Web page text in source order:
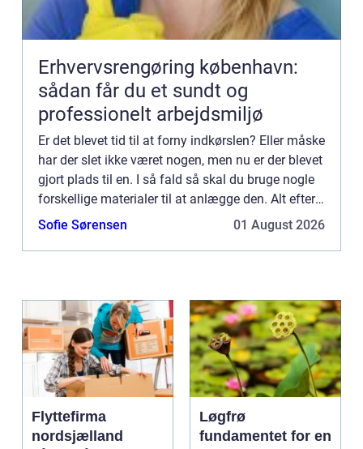
Erhvervsrengøring københavn:
sådan får du et sundt og
professionelt arbejdsmiljø
Er det blevet tid til at forny indkørslen? Eller måske
har der slet ikke været nogen, men nu er der blevet
gjort plads til en. I så fald så skal du bruge nogle
forskellige materialer til at anlægge den. Alt efter
hvilken type indkørsel du ønsker, får...
Sofie Sørensen 01 August 2026
Flyttefirma
nordsjælland
Løgfrø
fundamentet for en